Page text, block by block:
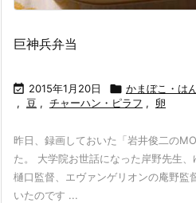
巨神兵弁当
 2015年1月20日  かまぼこ・は
,
豆 , チャーハン・ピラフ , 卵
昨日、録画しておいた「岩井俊二の
た。 大学院お世話になった岸野先生
樋口監督、エヴァンゲリオンの庵野監
いたのです ...